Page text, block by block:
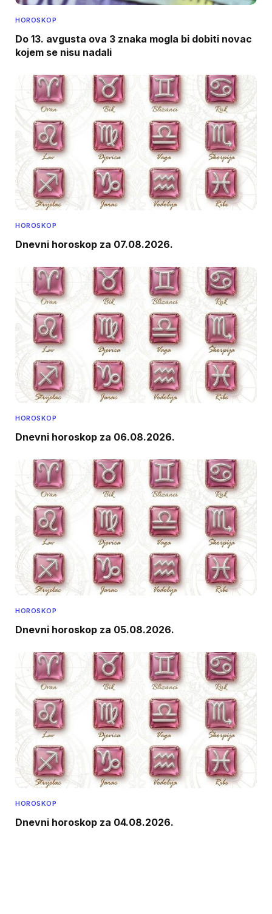
HOROSKOP
Do 13. avgusta ova 3 znaka mogla bi dobiti novac
kojem se nisu nadali
HOROSKOP
Dnevni horoskop za 07.08.2026.
HOROSKOP
Dnevni horoskop za 06.08.2026.
HOROSKOP
Dnevni horoskop za 05.08.2026.
HOROSKOP
Dnevni horoskop za 04.08.2026.